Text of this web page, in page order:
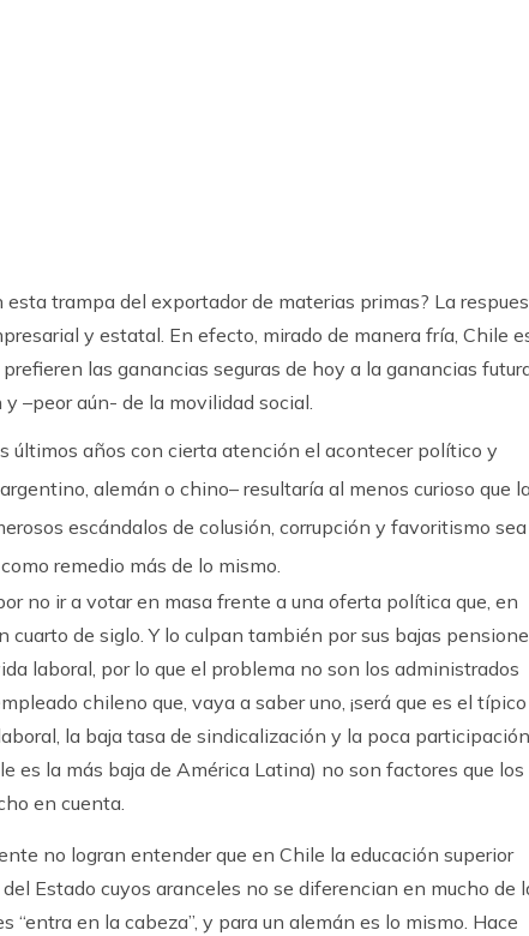
esta trampa del exportador de materias primas? La
y estatal. En efecto, mirado de manera fría, Chile
las ganancias seguras de hoy a la ganancias
–peor aún- de la movilidad social.
últimos años con cierta atención el acontecer político y
alemán o chino– resultaría al menos curioso que
escándalos de colusión, corrupción y favoritismo sea
remedio más de lo mismo.
no ir a votar en masa frente a una oferta política que, en
de siglo. Y lo culpan también por sus bajas
laboral, por lo que el problema no son los administrados
chileno que, vaya a saber uno, ¡será que es el típico
la baja tasa de sindicalización y la poca participación
es la más baja de América Latina) no son factores que los
en cuenta.
no logran entender que en Chile la educación superior
Estado cuyos aranceles no se diferencian en mucho de
en la cabeza”, y para un alemán es lo mismo. Hace